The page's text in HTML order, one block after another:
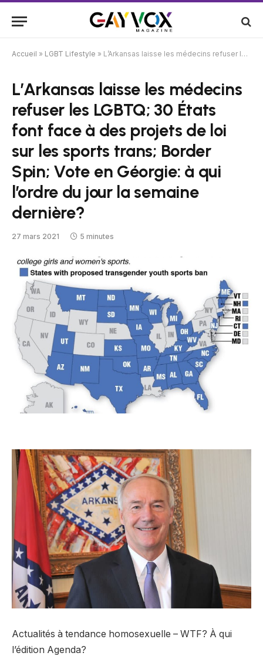
Accueil » LGBT Lifestyle » L’Arkansas laisse les médecins refuser les LGBTQ; 30 États font face à des projets de loi sur les sports trans; Border Spin; Vote en Géorgie: à qui l’ordre du jour la semaine dernière?
L’Arkansas laisse les médecins
refuser les LGBTQ; 30 États
font face à des projets de loi
sur les sports trans; Border
Spin; Vote en Géorgie: à qui
l’ordre du jour la semaine
dernière?
27 mars 2021 5 minutes
Actualités à tendance homosexuelle – WTF? À qui
l’édition Agenda?